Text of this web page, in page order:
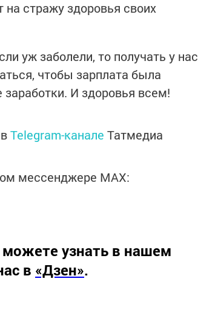
на стражу здоровья своих
уж заболели, то получать у нас
чтобы зарплата была
заработки. И здоровья всем!
Telegram-канале Татмедиа
мессенджере MАХ:
узнать в нашем
в «Дзен».